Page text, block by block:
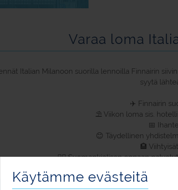
Käytämme evästeitä
Varaa loma
Italian Milanoon suorilla lennoilla Finnairin
syytä
✈️ Finnairin
⛱ Viikon loma sis.
📅
😊 Täydellinen
🏨
🙋‍♀️ Suomenkielisen oppaan